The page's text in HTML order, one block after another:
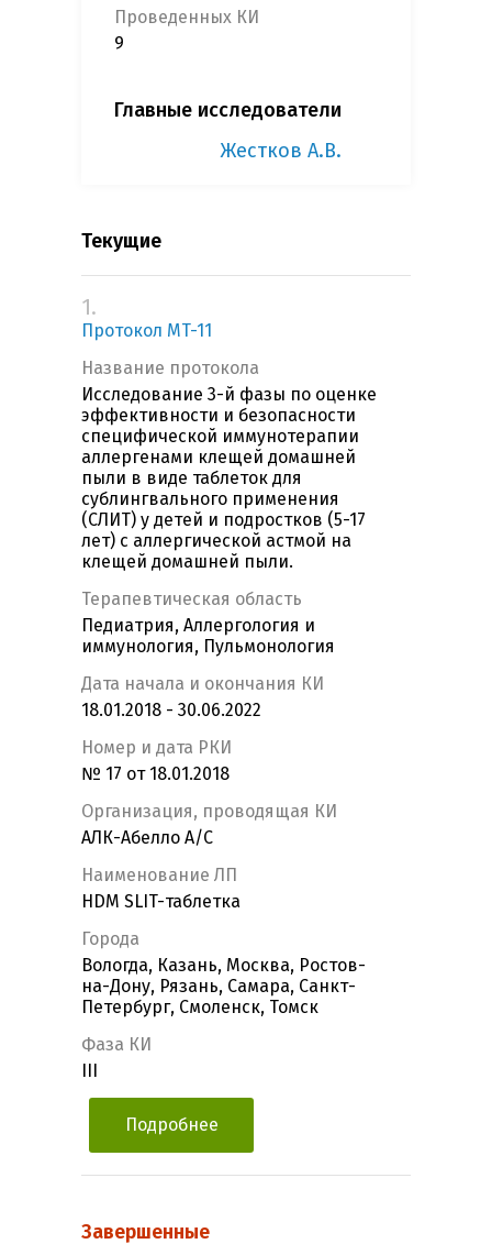
Проведенных КИ
9
Главные исследователи
Жестков А.В.
Текущие
1.
Протокол MT-11
Название протокола
Исследование 3-й фазы по оценке
эффективности и безопасности
специфической иммунотерапии
аллергенами клещей домашней
пыли в виде таблеток для
сублингвального применения
(СЛИТ) у детей и подростков (5-17
лет) с аллергической астмой на
клещей домашней пыли.
Терапевтическая область
Педиатрия, Аллергология и
иммунология, Пульмонология
Дата начала и окончания КИ
18.01.2018 - 30.06.2022
Номер и дата РКИ
№ 17 от 18.01.2018
Организация, проводящая КИ
АЛК-Абелло А/С
Наименование ЛП
HDM SLIT-таблетка
Города
Вологда, Казань, Москва, Ростов-
на-Дону, Рязань, Самара, Санкт-
Петербург, Смоленск, Томск
Фаза КИ
Подробнее
Завершенные